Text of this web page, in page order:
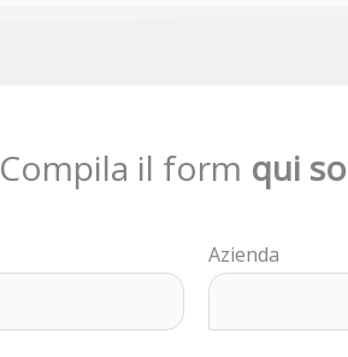
Compila il form qui
Azienda